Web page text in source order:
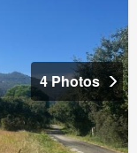
4 Photos